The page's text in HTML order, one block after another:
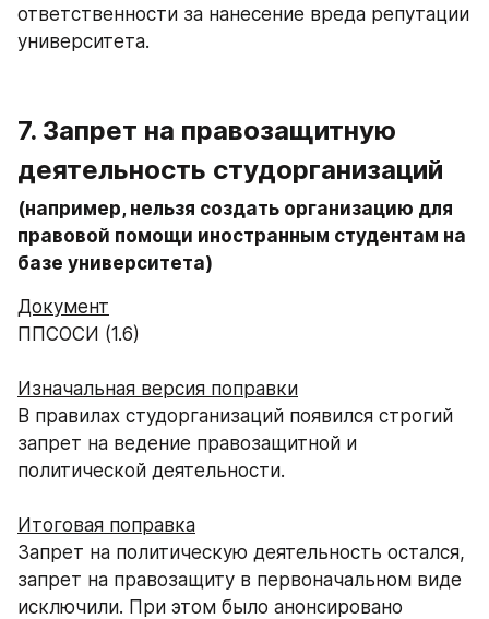
ответственности за нанесение вреда репутации
университета.
7. Запрет на правозащитную
деятельность студорганизаций
(например, нельзя создать организацию для
правовой помощи иностранным студентам на
базе университета)
Документ
ППСОСИ (1.6)
Изначальная версия поправки
В правилах студорганизаций появился строгий
запрет на ведение правозащитной и
политической деятельности.
Итоговая поправка
Запрет на политическую деятельность остался,
запрет на правозащиту в первоначальном виде
исключили. При этом было анонсировано